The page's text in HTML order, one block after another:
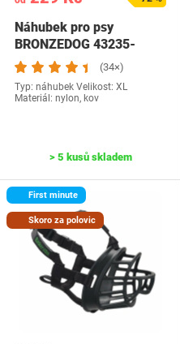
Náhubek pro psy
BRONZEDOG 43235-
176238 XL
(34×)
Typ: náhubek Velikost: XL
Materiál: nylon, kov
> 5 kusů skladem
First minute
Skoro za polovic